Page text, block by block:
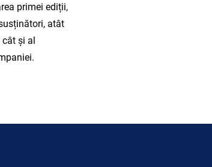
primei ediții,
atât
cât și al